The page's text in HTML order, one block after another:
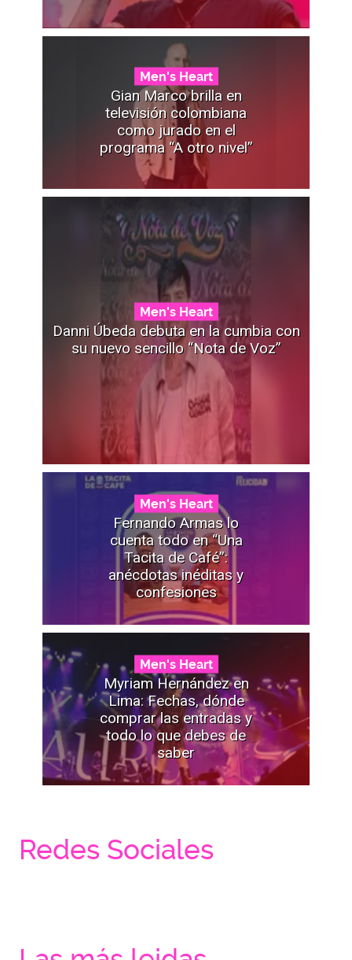
Men's Heart
Gian Marco brilla en
televisión colombiana
como jurado en el
programa “A otro nivel”
Men's Heart
Danni Úbeda debuta en la cumbia con
su nuevo sencillo “Nota de Voz”
Men's Heart
Fernando Armas lo
cuenta todo en “Una
Tacita de Café”:
anécdotas inéditas y
confesiones
Men's Heart
Myriam Hernández en
Lima: Fechas, dónde
comprar las entradas y
todo lo que debes de
saber
Redes Sociales